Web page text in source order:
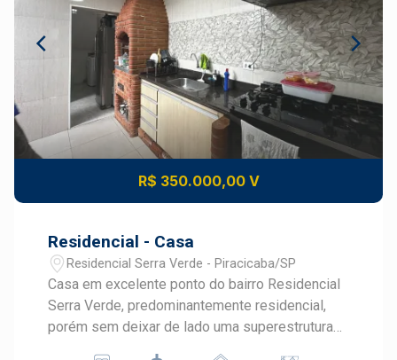
R$ 350.000,00 V
Residencial - Casa
Residencial Serra Verde - Piracicaba/SP
Casa em excelente ponto do bairro Residencial
Serra Verde, predominantemente residencial,
porém sem deixar de lado uma superestrutura